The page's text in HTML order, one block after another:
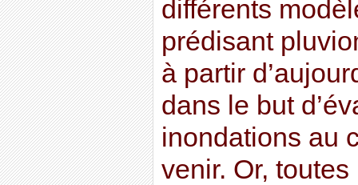
différents
prédisant
à partir
dans le but
inondations au
venir. Or,